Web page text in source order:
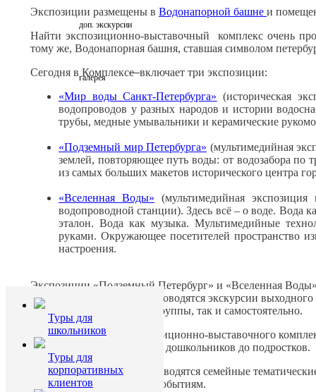
доп. экскурсии
галерея
Экспозиции размещены в Водонапорной башне и
Найти экспозиционно-выставочный комплекс очень
тому же, Водонапорная башня, ставшая символом
Сегодня в Комплексевключает три экспозиции:
«Мир воды Санкт-Петербурга» (историческая
водопроводов у разных народов и истории
трубы, медные умывальники и керамические
«Подземный мир Петербурга» (мультимедийная
землей, повторяющее путь воды: от водозабора по
из самых больших макетов исторического центра
«Вселенная Воды» (мультимедийная
водопроводной станции). Здесь всё – о воде. Вода
эталон. Вода как музыка. Мультимедийные
руками. Окружающее посетителей пространство
настроения.
Экспозиции «Подземный Петербург» и «Вселенная
одиночных посетителей проводятся экскурсии
в составе экскурсионной группы, так и самостоятельно.
Также специалисты экспозиционно-выставочного
детей разного возраста – от дошкольников до подростков.
Регулярно в Комплексе проводятся семейные
различным праздникам и событиям.
Туры для
школьников
Туры для
корпоративных
клиентов